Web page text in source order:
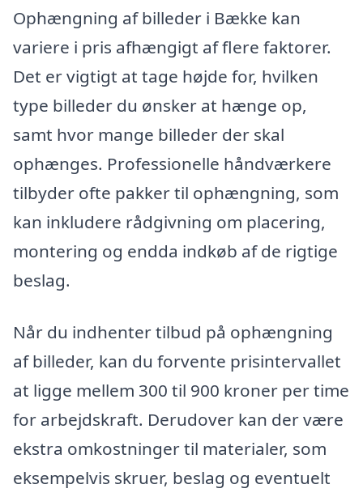
Ophængning af billeder i Bække kan
variere i pris afhængigt af flere faktorer.
Det er vigtigt at tage højde for, hvilken
type billeder du ønsker at hænge op,
samt hvor mange billeder der skal
ophænges. Professionelle håndværkere
tilbyder ofte pakker til ophængning, som
kan inkludere rådgivning om placering,
montering og endda indkøb af de rigtige
beslag.
Når du indhenter tilbud på ophængning
af billeder, kan du forvente prisintervallet
at ligge mellem 300 til 900 kroner per time
for arbejdskraft. Derudover kan der være
ekstra omkostninger til materialer, som
eksempelvis skruer, beslag og eventuelt